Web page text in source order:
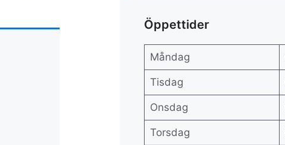
Öppettider
Måndag
Tisdag
Onsdag
Torsdag